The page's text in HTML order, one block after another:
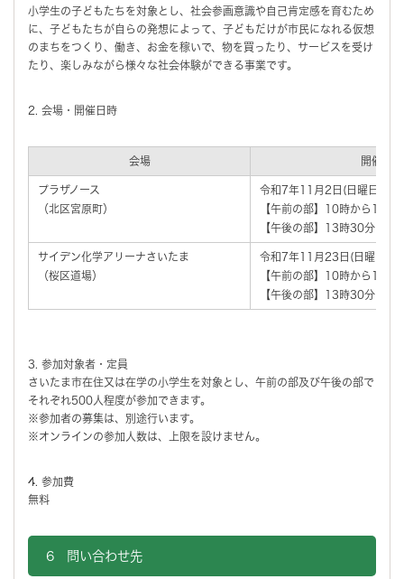
小学生の子どもたちを対象とし、社会参画意識や自己肯定感を育むため
に、子どもたちが自らの発想によって、子どもだけが市民になれる仮想
のまちをつくり、働き、お金を稼いで、物を買ったり、サービスを受け
たり、楽しみながら様々な社会体験ができる事業です。
2. 会場・開催日時
会場 開催日時
プラザノース
（北区宮原町）
令和7年11月2日(日曜日)
【午前の部】10時から12時
【午後の部】13時30分から
サイデン化学アリーナさいたま
（桜区道場）
令和7年11月23日(日曜日・
【午前の部】10時から12時
【午後の部】13時30分から
3. 参加対象者・定員
さいたま市在住又は在学の小学生を対象とし、午前の部及び午後の部で
それぞれ500人程度が参加できます。
※参加者の募集は、別途行います。
※オンラインの参加人数は、上限を設けません。
4. 参加費
無料
6 問い合わせ先